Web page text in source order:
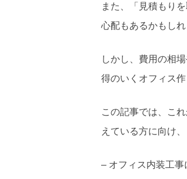
また、「見積もり
心配もあるかもしれ
しかし、費用の相
得のいくオフィス作
この記事では、こ
えている方に向け、
– オフィス内装工